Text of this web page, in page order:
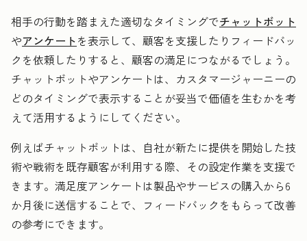
相手の行動を踏まえた適切なタイミングでチャットボット
やアンケートを表示して、顧客を支援したりフィードバッ
クを依頼したりすると、顧客の満足につながるでしょう。
チャットボットやアンケートは、カスタマージャーニーの
どのタイミングで表示することが妥当で価値を生むかを考
えて活用するようにしてください。
例えばチャットボットは、自社が新たに提供を開始した技
術や戦術を既存顧客が利用する際、その設定作業を支援で
きます。満足度アンケートは製品やサービスの購入から6
か月後に送信することで、フィードバックをもらって改善
の参考にできます。